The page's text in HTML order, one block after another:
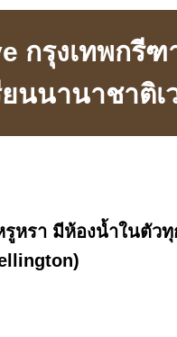
กรุงเทพกรี
นนานาชาติ
รูหรา มีห้องน้ำในตัว